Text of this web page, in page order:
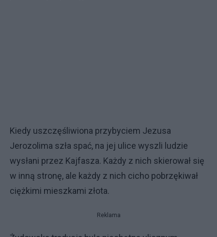
Kiedy uszczęśliwiona przybyciem Jezusa
Jerozolima szła spać, na jej ulice wyszli ludzie
wysłani przez Kajfasza. Każdy z nich skierował się
w inną stronę, ale każdy z nich cicho pobrzękiwał
ciężkimi mieszkami złota.
Reklama